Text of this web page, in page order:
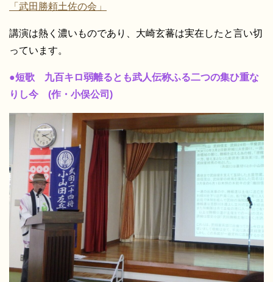
「武田勝頼土佐の会」
講演は熱く濃いものであり、大崎玄蕃は実在したと言い切
っています。
●短歌 九百キロ弱離るとも武人伝称ふる二つの集ひ重な
りし今 (作・小俣公司)